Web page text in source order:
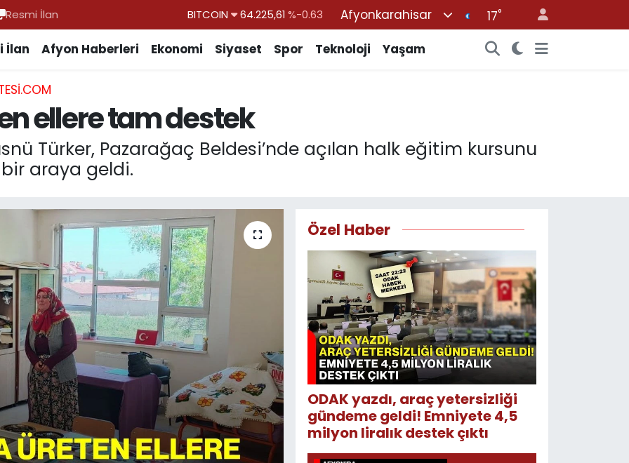
Resmi İlan BITCOIN 64.225,61 %-0.63
GRAM ALTIN
6510.40
BİST100
13.799
Afyonkarahisar 17°
İlan Afyon Haberleri Ekonomi Siyaset Spor Teknoloji Yaşam
ellere tam destek
Türker, Pazarağaç Beldesi’nde açılan halk eğitim kursunu
araya geldi.
Özel Haber
ODAK yazdı, araç yetersizliği
gündeme geldi! Emniyete 4,5
milyon liralık destek çıktı